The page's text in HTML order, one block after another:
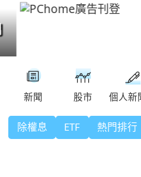
除權息 ETF 熱門排行